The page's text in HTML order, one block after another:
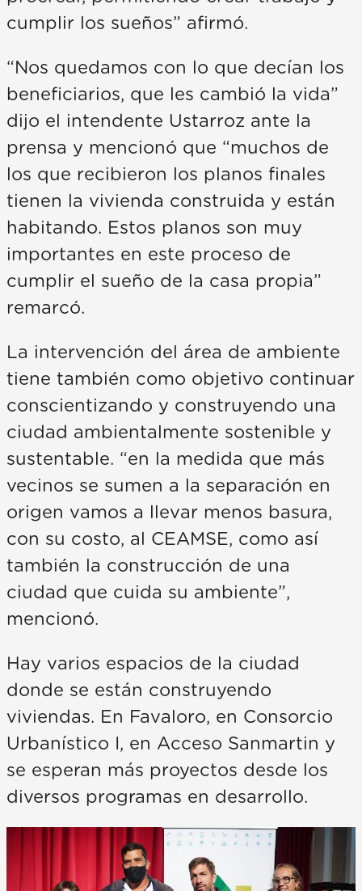
cumplir los sueños” afirmó.
“Nos quedamos con lo que decían los
beneficiarios, que les cambió la vida”
dijo el intendente Ustarroz ante la
prensa y mencionó que “muchos de
los que recibieron los planos finales
tienen la vivienda construida y están
habitando. Estos planos son muy
importantes en este proceso de
cumplir el sueño de la casa propia”
remarcó.
La intervención del área de ambiente
tiene también como objetivo continuar
conscientizando y construyendo una
ciudad ambientalmente sostenible y
sustentable. “en la medida que más
vecinos se sumen a la separación en
origen vamos a llevar menos basura,
con su costo, al CEAMSE, como así
también la construcción de una
ciudad que cuida su ambiente”,
mencionó.
Hay varios espacios de la ciudad
donde se están construyendo
viviendas. En Favaloro, en Consorcio
Urbanístico I, en Acceso Sanmartin y
se esperan más proyectos desde los
diversos programas en desarrollo.